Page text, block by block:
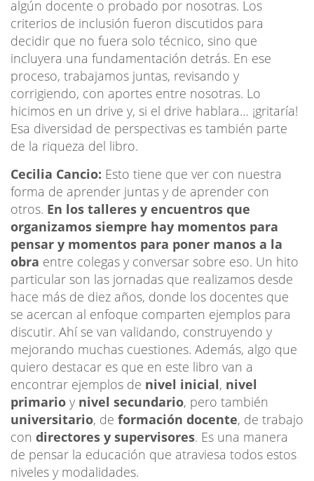
algún docente o probado por nosotras. Los
criterios de inclusión fueron discutidos para
decidir que no fuera solo técnico, sino que
incluyera una fundamentación detrás. En ese
proceso, trabajamos juntas, revisando y
corrigiendo, con aportes entre nosotras. Lo
hicimos en un drive y, si el drive hablara… ¡gritaría!
Esa diversidad de perspectivas es también parte
de la riqueza del libro.
Cecilia Cancio: Esto tiene que ver con nuestra
forma de aprender juntas y de aprender con
otros. En los talleres y encuentros que
organizamos siempre hay momentos para
pensar y momentos para poner manos a la
obra entre colegas y conversar sobre eso. Un hito
particular son las jornadas que realizamos desde
hace más de diez años, donde los docentes que
se acercan al enfoque comparten ejemplos para
discutir. Ahí se van validando, construyendo y
mejorando muchas cuestiones. Además, algo que
quiero destacar es que en este libro van a
encontrar ejemplos de nivel inicial, nivel
primario y nivel secundario, pero también
universitario, de formación docente, de trabajo
con directores y supervisores. Es una manera
de pensar la educación que atraviesa todos estos
niveles y modalidades.